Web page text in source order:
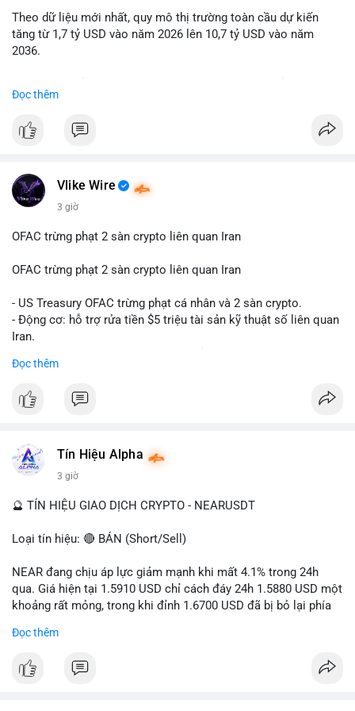
Lời khuyên: Nhà đầu tư nhỏ lẻ nên quan sát thêm 2-4 giờ sau
khi giao dịch được xác nhận, tránh hành động theo cảm xúc.
ưu tiên quản trị rủi ro trong giai đoạn biến động mạnh.
#btcmempool65k
Theo dữ liệu mới nhất, quy mô thị trường toàn cầu dự kiến
tăng từ 1,7 tỷ USD vào năm 2026 lên 10,7 tỷ USD vào năm
2036.
hàng năm (CAGR) ấn tượng lên tới 20,2%.
Điều gì đang thúc đẩy sự tăng trưởng vượt bậc này? Hãy cùng
Đọc thêm
Vlike Wire
3 giờ
OFAC trừng phạt 2 sàn crypto liên quan Iran
OFAC trừng phạt 2 sàn crypto liên quan Iran
- US Treasury OFAC trừng phạt cá nhân và 2 sàn crypto.
- Động cơ: hỗ trợ rửa tiền $5 triệu tài sản kỹ thuật số liên quan
Iran.
- Tác động: rủi ro cho thị trường crypto, tăng áp lực pháp lý.
#binancesquare
#vlikevn #titanbot
📰 Nguồn: Cointelegraph
Đọc thêm
Tín Hiệu Alpha
3 giờ
🔮 TÍN HIỆU GIAO DỊCH CRYPTO - NEARUSDT
Loại tín hiệu: 🔴 BÁN (Short/Sell)
NEAR đang chịu áp lực giảm mạnh khi mất 4.1% trong 24h
qua. Giá hiện tại 1.5910 USD chỉ cách đáy 24h 1.5880 USD một
khoảng rất mỏng, trong khi đỉnh 1.6700 USD đã bị bỏ lại phía
kiểm soát hoàn toàn. Khối lượng giao dịch 10.29 triệu NEAR
tiếp diễn.
Đọc thêm